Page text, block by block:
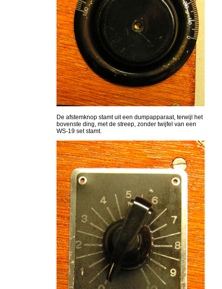
De afstemknop stamt uit een dumpapparaat, terwijl het
bovenste ding, met de streep, zonder twijfel van een
WS-19 set stamt.